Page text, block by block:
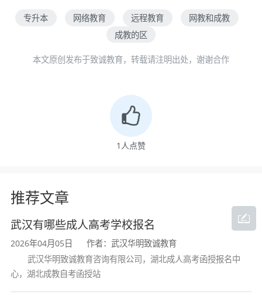
专升本 网络教育 远程教育
网教和成教
成教的区
本文原创发布于致诚教育，转载请注明出处，谢谢合作
1 人点赞
推荐文章
武汉有哪些成人高考学校报名
2026年04月05日
作者：武汉华明致诚教育
武汉华明致诚教育咨询有限公司，湖北成人高考函授报名中
心，湖北成教自考函授站